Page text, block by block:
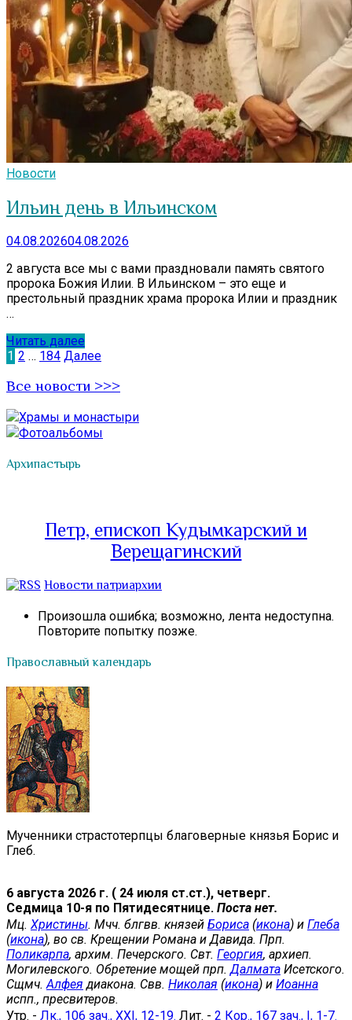
Новости
Ильин день в Ильинском
04.08.202604.08.2026
2 августа все мы с вами праздновали память святого
пророка Божия Илии. В Ильинском – это еще и
престольный праздник храма пророка Илии и праздник
…
Читать далее
Пагинация
записей
1 2 … 184 Далее
Все новости >>>
Храмы и монастыри
Фотоальбомы
Архипастырь
Петр, епископ Кудымкарский и
Верещагинский
Новости патриархии
Произошла ошибка; возможно, лента недоступна.
Повторите попытку позже.
Православный календарь
Мученники страстотерпцы благоверные князья Борис и
Глеб.
6 августа 2026 г. ( 24 июля ст.ст.), четверг.
Седмица 10-я по Пятидесятнице. Поста нет.
Мц. Христины. Мчч. блгвв. князей Бориса (икона) и Глеба
(икона), во св. Крещении Романа и Давида. Прп.
Поликарпа, архим. Печерского. Свт. Георгия, архиеп.
Могилевского. Обретение мощей прп. Далмата Исетского.
Сщмч. Алфея диакона. Свв. Николая (икона) и Иоанна
испп., пресвитеров.
Утр. - Лк., 106 зач., XXI, 12-19. Лит. - 2 Кор., 167 зач., I, 1-7.